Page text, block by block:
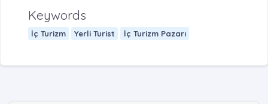
Keywords
İç Turizm Yerli Turist İç Turizm Pazarı